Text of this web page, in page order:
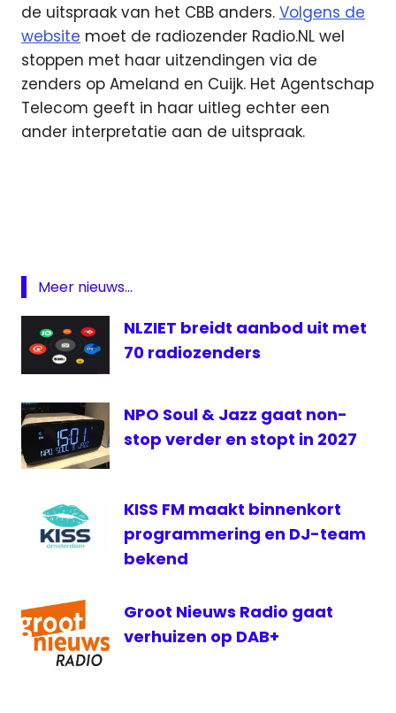
de uitspraak van het CBB anders. Volgens de
website moet de radiozender Radio.NL wel
stoppen met haar uitzendingen via de
zenders op Ameland en Cuijk. Het Agentschap
Telecom geeft in haar uitleg echter een
ander interpretatie aan de uitspraak.
Radio
NL
uitspraak
Meer nieuws...
NLZIET breidt aanbod uit met
70 radiozenders
NPO Soul & Jazz gaat non-
stop verder en stopt in 2027
KISS FM maakt binnenkort
programmering en DJ-team
bekend
Groot Nieuws Radio gaat
verhuizen op DAB+